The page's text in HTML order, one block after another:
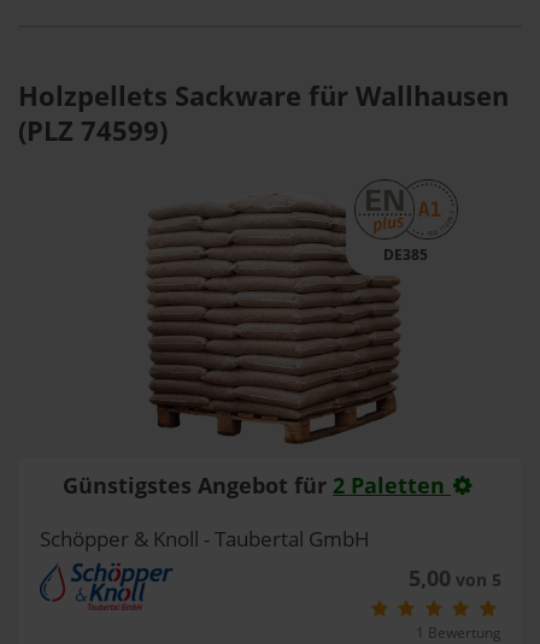
Holzpellets Sackware für Wallhausen
(PLZ 74599)
DE385
Günstigstes Angebot für 2 Paletten
Schöpper & Knoll - Taubertal GmbH
5,00 von 5
1 Bewertung